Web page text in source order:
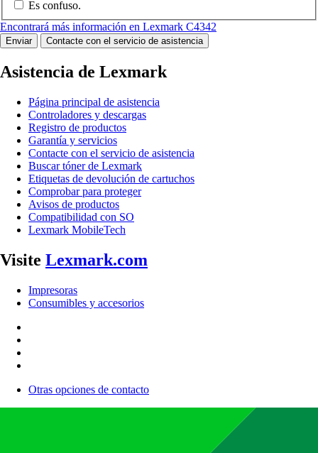
Es confuso.
Encontrará más información en Lexmark C4342
Enviar Contacte con el servicio de asistencia
Asistencia de Lexmark
Página principal de asistencia
Controladores y descargas
Registro de productos
Garantía y servicios
Contacte con el servicio de asistencia
Buscar tóner de Lexmark
Etiquetas de devolución de cartuchos
Comprobar para proteger
Avisos de productos
Compatibilidad con SO
Lexmark MobileTech
Visite Lexmark.com
Impresoras
Consumibles y accesorios
Otras opciones de contacto